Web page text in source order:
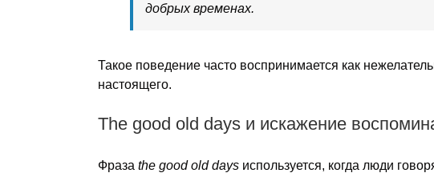
добрых временах.
Такое поведение часто воспринимается как
настоящего.
The good old days и искажение
Фраза the good old days используется, когда люди